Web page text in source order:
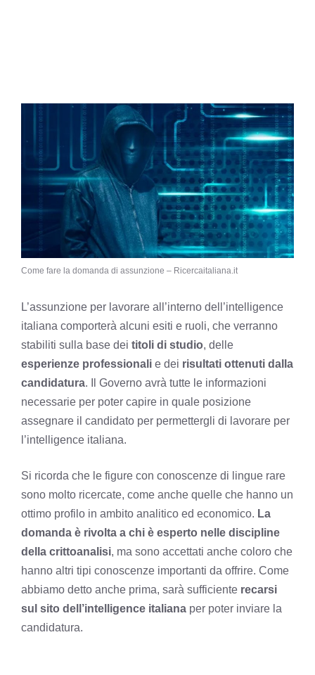
Come fare la domanda di assunzione – Ricercaitaliana.it
L’assunzione per lavorare all’interno dell’intelligence
italiana comporterà alcuni esiti e ruoli, che verranno
stabiliti sulla base dei titoli di studio, delle
esperienze professionali e dei risultati ottenuti dalla
candidatura. Il Governo avrà tutte le informazioni
necessarie per poter capire in quale posizione
assegnare il candidato per permettergli di lavorare per
l’intelligence italiana.
Si ricorda che le figure con conoscenze di lingue rare
sono molto ricercate, come anche quelle che hanno un
ottimo profilo in ambito analitico ed economico. La
domanda è rivolta a chi è esperto nelle discipline
della crittoanalisi, ma sono accettati anche coloro che
hanno altri tipi conoscenze importanti da offrire. Come
abbiamo detto anche prima, sarà sufficiente recarsi
sul sito dell’intelligence italiana per poter inviare la
candidatura.